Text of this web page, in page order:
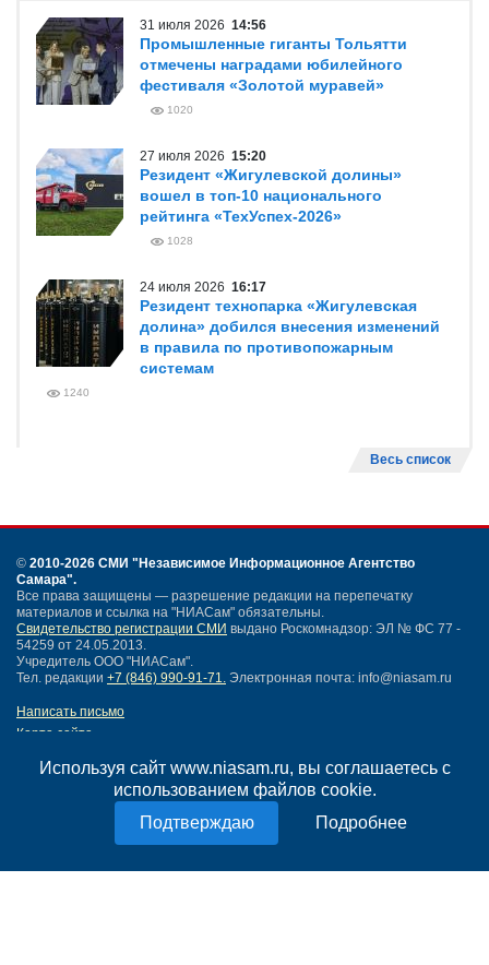
Используя сайт www.niasam.ru, вы соглашаетесь с
использованием файлов cookie.
Подробнее
31 июля 2026 14:56
Промышленные гиганты Тольятти
отмечены наградами юбилейного
фестиваля «Золотой муравей»
1020
27 июля 2026 15:20
Резидент «Жигулевской долины»
вошел в топ-10 национального
рейтинга «ТехУспех-2026»
1028
24 июля 2026 16:17
Резидент технопарка «Жигулевская
долина» добился внесения изменений
в правила по противопожарным
системам
1240
Весь список
© 2010-2026 СМИ "Независимое Информационное Агентство
Самара".
Все права защищены — разрешение редакции на перепечатку
материалов и ссылка на "НИАСам" обязательны.
Свидетельство регистрации СМИ выдано Роскомнадзор: ЭЛ № ФС 77 -
54259 от 24.05.2013.
Учредитель ООО "НИАСам".
Тел. редакции +7 (846) 990-91-71. Электронная почта: info@niasam.ru
Написать письмо
Карта сайта
Политика конфиденциальности
Согласие на обработку персональных данных